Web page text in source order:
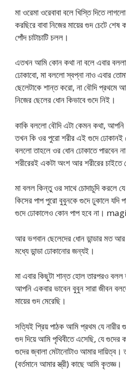
মা ওরেমা ওরেবাবা বলে খিস্তি দিতে
করছিরে বাবা নিজের মায়ের গুদ চেটে
পোঁদ চাটাচাটি চলল।
এতখন আমি কোন কথা না বলে এবার
ঢোকাবো, মা বললো স্বপ্না নাও এবার
ছেলেটাকে শান্ত করো, না বৌদি প্রথমে
নিজের ছেলের ধোন কিভাবে গুদে নিই।
কাকি বললো বৌদি এটা কেমন কথা, আপনি
তখন কি ওর পুরো শরীর এই গুদে ঢোকানই
বললো তাহলে ওর ধোন ঢোকাতে পারবেন
শরীরেরই একটা অংশ আর শরীরের
মা বলল কিন্তু ওর সাথে চোদাচুদি করলে
কিসের পাপ পুরো বুবুনকে গুদে ঢুকালে যদি
গুদে ঢোকালেও কোন পাপ হবে না।
আর ভগবান ছেলেদের ধোন ডান্ডার মত আর
মধ্যে ডান্ডা ঢোকানোর জন্যই।
মা এবার কিছুটা শান্ত হোল তারপরও
আপনি একবার ভাবেন বুবুন সারা জীবন
মায়ের গুদ মেরেছি।
সত্যিই প্রিয় পাঠক আমি প্রথম যে নারীর
গুদ দিয়ে আমি পৃথিবীতে এসেছি, যে
গুদের জ্বালা মেটানোটাও আমার
(বর্তমানে আমার স্ত্রী) কাছে আমি কৃতজ্ঞ।